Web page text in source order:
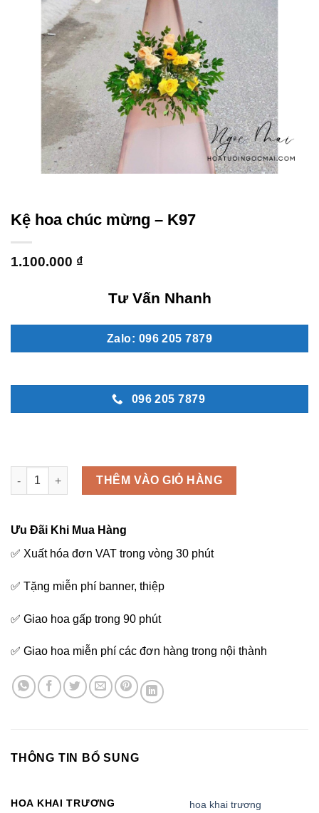
Kệ hoa chúc mừng – K97
1.100.000 ₫
Tư Vấn Nhanh
Zalo: 096 205 7879
096 205 7879
Kệ hoa chúc mừng - K97 số lượng
THÊM VÀO GIỎ HÀNG
Ưu Đãi Khi Mua Hàng
✅ Xuất hóa đơn VAT trong vòng 30 phút
✅ Tặng miễn phí banner, thiệp
✅ Giao hoa gấp trong 90 phút
✅ Giao hoa miễn phí các đơn hàng trong nội thành
THÔNG TIN BỔ SUNG
HOA KHAI TRƯƠNG hoa khai trương